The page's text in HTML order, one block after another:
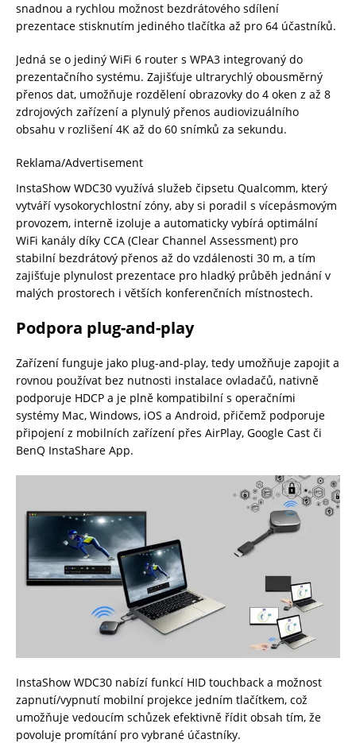
snadnou a rychlou možnost bezdrátového sdílení
prezentace stisknutím jediného tlačítka až pro 64 účastníků.
Jedná se o jediný WiFi 6 router s WPA3 integrovaný do
prezentačního systému. Zajišťuje ultrarychlý obousměrný
přenos dat, umožňuje rozdělení obrazovky do 4 oken z až 8
zdrojových zařízení a plynulý přenos audiovizuálního
obsahu v rozlišení 4K až do 60 snímků za sekundu.
Reklama/Advertisement
InstaShow WDC30 využívá služeb čipsetu Qualcomm, který
vytváří vysokorychlostní zóny, aby si poradil s vícepásmovým
provozem, interně izoluje a automaticky vybírá optimální
WiFi kanály díky CCA (Clear Channel Assessment) pro
stabilní bezdrátový přenos až do vzdálenosti 30 m, a tím
zajišťuje plynulost prezentace pro hladký průběh jednání v
malých prostorech i větších konferenčních místnostech.
Podpora plug-and-play
Zařízení funguje jako plug-and-play, tedy umožňuje zapojit a
rovnou používat bez nutnosti instalace ovladačů, nativně
podporuje HDCP a je plně kompatibilní s operačními
systémy Mac, Windows, iOS a Android, přičemž podporuje
připojení z mobilních zařízení přes AirPlay, Google Cast či
BenQ InstaShare App.
InstaShow WDC30 nabízí funkcí HID touchback a možnost
zapnutí/vypnutí mobilní projekce jedním tlačítkem, což
umožňuje vedoucím schůzek efektivně řídit obsah tím, že
povoluje promítání pro vybrané účastníky.